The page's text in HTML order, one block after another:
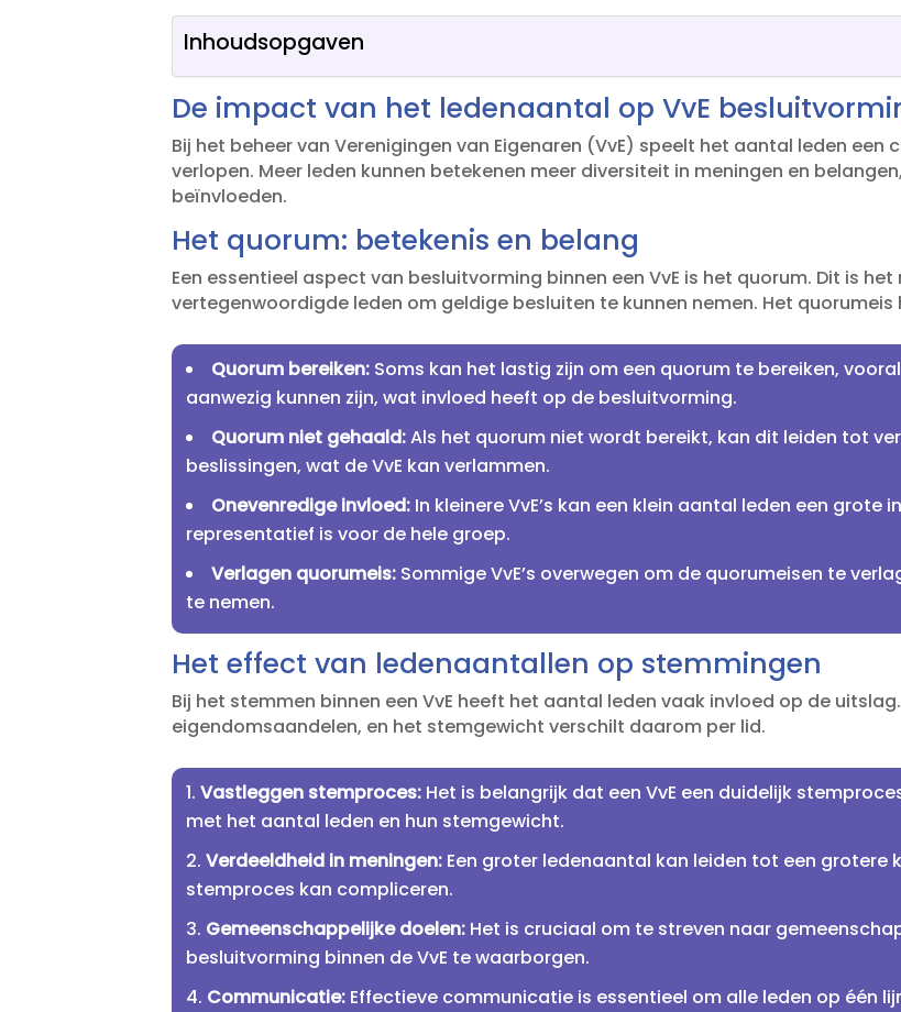
Inhoudsopgaven
De impact van het ledenaantal op VvE
Bij het beheer van Verenigingen van Eigenaren (VvE) speelt het aantal leden
verlopen.​ Meer leden kunnen betekenen meer diversiteit in meningen en
beïnvloeden.​
Het quorum: betekenis en belang
Een essentieel aspect van besluitvorming binnen een VvE is het quorum.​ Dit is
vertegenwoordigde leden om geldige besluiten te kunnen nemen.​ Het
Quorum bereiken: Soms kan het lastig zijn om een quorum te bereiken,
aanwezig kunnen zijn, wat invloed heeft op de besluitvorming.​
Quorum niet gehaald:Als het quorum niet wordt bereikt, kan dit leiden tot
beslissingen, wat de VvE kan verlammen.​
Onevenredige invloed: In kleinere VvE’s kan een klein aantal leden een
representatief is voor de hele groep.​
Verlagen quorumeis: Sommige VvE’s overwegen om de quorumeisen te
te nemen.​
Het effect van ledenaantallen op stemmingen
Bij het stemmen binnen een VvE heeft het aantal leden vaak invloed op de
eigendomsaandelen, en het stemgewicht verschilt daarom per lid.​
Vastleggen stemproces: Het is belangrijk dat een VvE een duidelijk
met het aantal leden en hun stemgewicht.​
Verdeeldheid in meningen: Een groter ledenaantal kan leiden tot een grotere
stemproces kan compliceren.​
Gemeenschappelijke doelen: Het is cruciaal om te streven naar
besluitvorming binnen de VvE te waarborgen.​
Communicatie: Effectieve communicatie is essentieel om alle leden op één